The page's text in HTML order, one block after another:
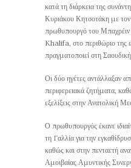
κατά τη διάρκεια της
Κυριάκου Κητσοτάκη με τον
πρωθυπουργό του
Khalifa, στο περιθώριο της
πραγματοποιεί στη
Οι δύο ηγέτες αντάλλαξαν
περιφερειακά ζητήματα,
εξελίξεις στην Ανατολική
Ο πρωθυπουργός έκανε
τη Γαλλία για την
καθώς και στην πενταετή
Αμοιβαίας Αμυντικής